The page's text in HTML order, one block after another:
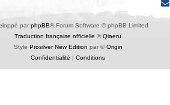
par phpBB® Forum Software © phpBB Limited
Traduction française officielle ©Qiaeru
Style Prosilver New Edition par ©Origin
Confidentialité
Conditions